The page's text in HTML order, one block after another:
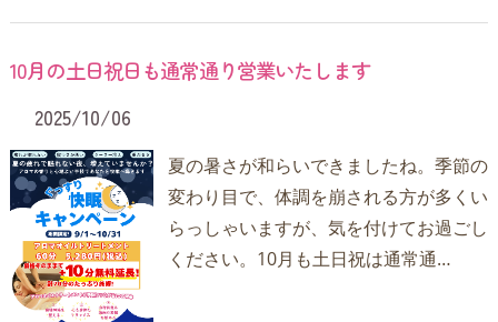
10月の土日祝日も通常通り営業いたします
2025/10/06
夏の暑さが和らいできましたね。季節の
変わり目で、体調を崩される方が多くい
らっしゃいますが、気を付けてお過ごし
ください。10月も土日祝は通常通…